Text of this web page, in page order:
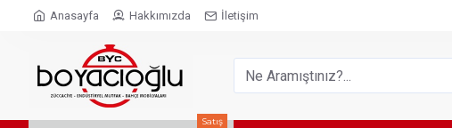
Anasayfa Hakkımızda İletişim
Satış